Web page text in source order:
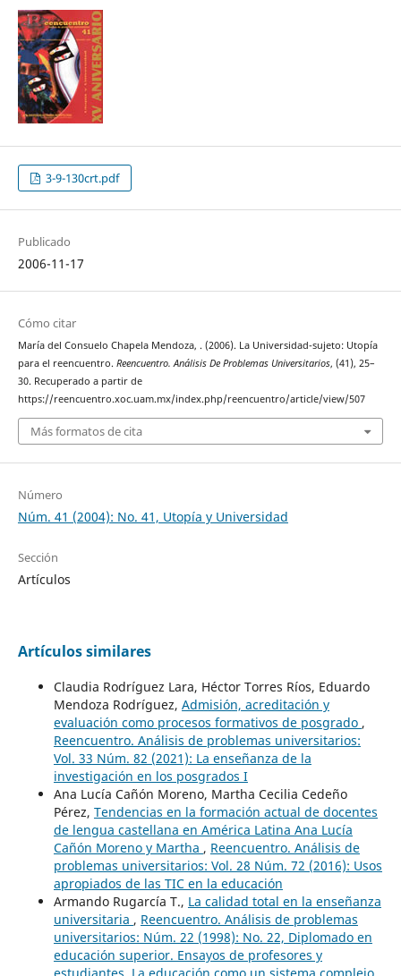
3-9-130crt.pdf
Publicado
2006-11-17
Cómo citar
María del Consuelo Chapela Mendoza, . (2006). La Universidad-sujeto: Utopía
para el reencuentro. Reencuentro. Análisis De Problemas Universitarios, (41), 25–
30. Recuperado a partir de
https://reencuentro.xoc.uam.mx/index.php/reencuentro/article/view/507
Más formatos de cita
Número
Núm. 41 (2004): No. 41, Utopía y Universidad
Sección
Artículos
Artículos similares
Claudia Rodríguez Lara, Héctor Torres Ríos, Eduardo
Mendoza Rodríguez, Admisión, acreditación y
evaluación como procesos formativos de posgrado ,
Reencuentro. Análisis de problemas universitarios:
Vol. 33 Núm. 82 (2021): La enseñanza de la
investigación en los posgrados I
Ana Lucía Cañón Moreno, Martha Cecilia Cedeño
Pérez, Tendencias en la formación actual de docentes
de lengua castellana en América Latina Ana Lucía
Cañón Moreno y Martha , Reencuentro. Análisis de
problemas universitarios: Vol. 28 Núm. 72 (2016): Usos
apropiados de las TIC en la educación
Armando Rugarcía T., La calidad total en la enseñanza
universitaria , Reencuentro. Análisis de problemas
universitarios: Núm. 22 (1998): No. 22, Diplomado en
educación superior. Ensayos de profesores y
estudiantes. La educación como un sistema complejo